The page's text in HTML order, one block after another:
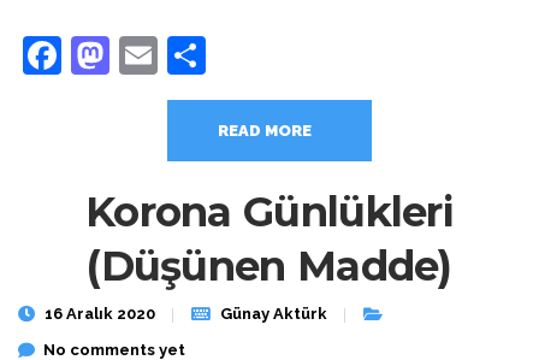
Facebook
Mastodon
Email
READ MORE
Korona Günlükleri
(Düşünen Madde)
16 Aralık 2020
Günay Aktürk
No comments yet